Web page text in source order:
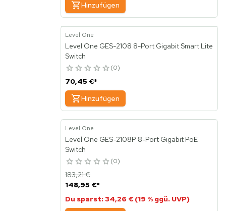
Hinzufügen
Level One
Level One GES-2108 8-Port Gigabit Smart Lite
Switch
0
70,45 €*
Hinzufügen
Level One
Level One GES-2108P 8-Port Gigabit PoE
Switch
0
148,95 €*
183,21 €
Du sparst: 34,26 € (19 % ggü. UVP)